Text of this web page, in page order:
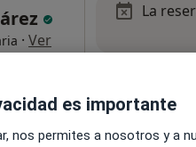
· Ver
La
es importante
nos permites a nosotros y a